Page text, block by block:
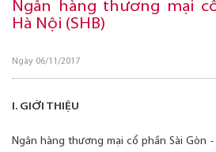
Ngân hàng thương mại
Hà Nội (SHB)
Ngày 06/11/2017
I. GIỚI THIỆU
Ngân hàng thương mại cổ phần Sài Gòn -